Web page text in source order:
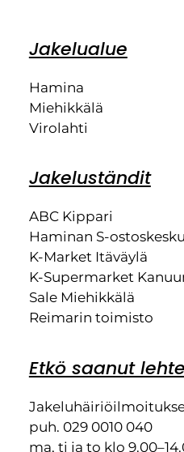
Jakelualue
Hamina
Miehikkälä
Virolahti
Jakeluständit
ABC Kippari
Haminan S-
K-Market Itäväylä
K-Supermarket
Sale Miehikkälä
Reimarin toimisto
Etkö saanut
puh. 029 0010 040
ma, ti ja to klo